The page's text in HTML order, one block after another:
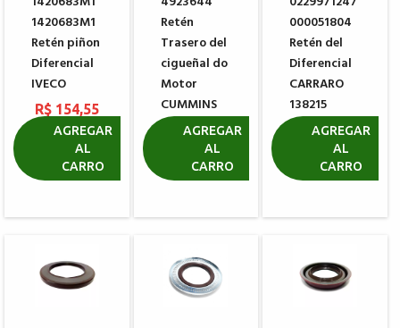
1420683M1
Retén piñon
Diferencial
IVECO
R$ 154,55
AGREGAR
AL
CARRO
Retén
Trasero del
cigueñal do
Motor
CUMMINS
L10
1.309,19
AGREGAR
AL
CARRO
000051804
Retén del
Diferencial
CARRARO
138215
R$ 98,91
AGREGAR
AL
CARRO